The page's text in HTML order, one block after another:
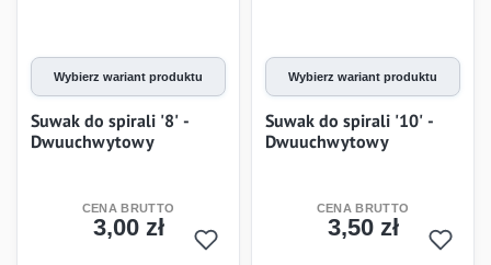
Wybierz wariant produktu
Suwak do spirali '8' -
Dwuuchwytowy
Cena
3,00 zł
Wybierz wariant produktu
Suwak do spirali '10' -
Dwuuchwytowy
Cena
3,50 zł